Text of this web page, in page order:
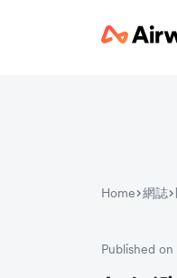
Home 網誌
Published